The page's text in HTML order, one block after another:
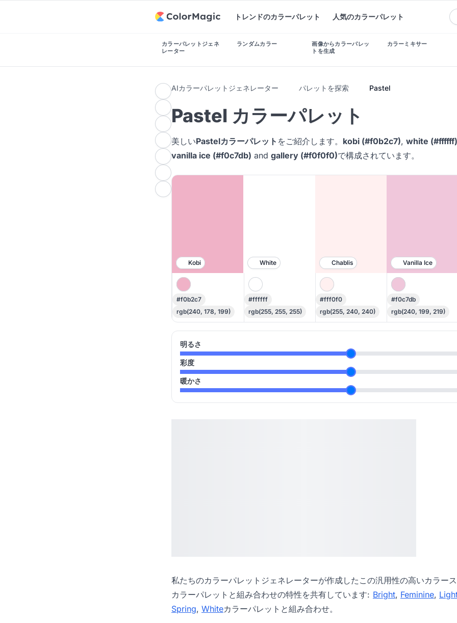
トレンドのカラーパレット 人気のカラーパレット
カラーパレットジェネ
レーター
ランダムカラー
画像からカラーパレッ
トを生成
カラーミキサー
AIカラーパレットジェネレーター パレットを探索 Pastel
Pastel カラーパレット
美しいPastelカラーパレット をご紹介します。 kobi (#f0b2c7), white (#ffffff)
vanilla ice (#f0c7db) and gallery (#f0f0f0)で構成されています。
Kobi White Chablis Vanilla Ice
#f0b2c7
rgb(240, 178, 199)
#ffffff
rgb(255, 255, 255)
#fff0f0
rgb(255, 240, 240)
#f0c7db
rgb(240, 199, 219)
明るさ
彩度
暖かさ
私たちのカラーパレットジェネレーターが作成したこの汎用性の高いカラー
カラーパレットと組み合わせの特性を共有しています: Bright, Feminine,
Spring, Whiteカラーパレットと組み合わせ。